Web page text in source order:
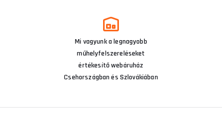
Mi vagyunk a legnagyobb
műhelyfelszereléseket
értékesítő webáruház
Csehországban és Szlovákiában